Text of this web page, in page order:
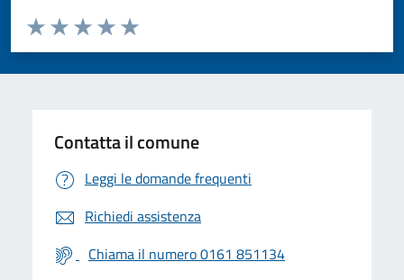
Valuta da 1 a 5 stelle la pagina
Valuta 5 stelle su 5
Valuta 4 stelle su 5
Valuta 3 stelle su 5
Valuta 2 stelle su 5
Valuta 1 stelle su 5
Contatta il comune
Leggi le domande frequenti
Richiedi assistenza
Chiama il numero 0161 851134